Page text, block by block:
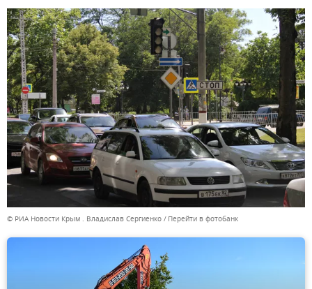
© РИА Новости Крым . Владислав Сергиенко Перейти в фотобанк